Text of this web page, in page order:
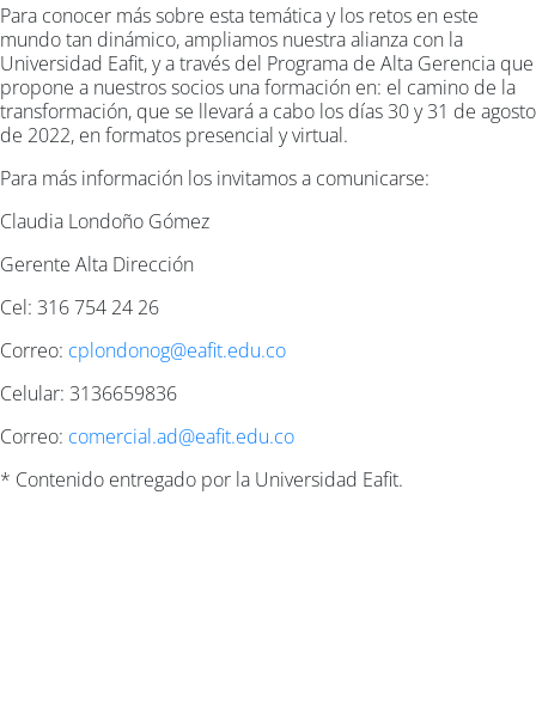
Para conocer más sobre esta temática y los retos en este
mundo tan dinámico, ampliamos nuestra alianza con la
Universidad Eafit, y a través del Programa de Alta Gerencia que
propone a nuestros socios una formación en: el camino de la
transformación, que se llevará a cabo los días 30 y 31 de agosto
de 2022, en formatos presencial y virtual.
Para más información los invitamos a comunicarse:
Claudia Londoño Gómez
Gerente Alta Dirección
Cel: 316 754 24 26
Correo: cplondonog@eafit.edu.co
Celular: 3136659836
Correo: comercial.ad@eafit.edu.co
* Contenido entregado por la Universidad Eafit.